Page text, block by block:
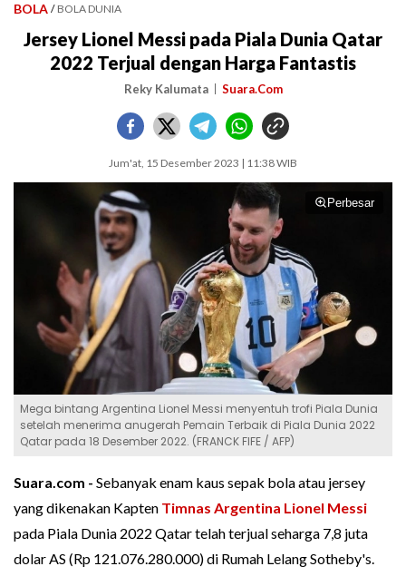
BOLA / BOLA DUNIA
Jersey Lionel Messi pada Piala Dunia Qatar
2022 Terjual dengan Harga Fantastis
Reky Kalumata Suara.Com
Jum'at, 15 Desember 2023 | 11:38 WIB
Perbesar
Mega bintang Argentina Lionel Messi menyentuh trofi Piala Dunia
setelah menerima anugerah Pemain Terbaik di Piala Dunia 2022
Qatar pada 18 Desember 2022. (FRANCK FIFE / AFP)
Suara.com - Sebanyak enam kaus sepak bola atau jersey
yang dikenakan Kapten Timnas Argentina Lionel Messi
pada Piala Dunia 2022 Qatar telah terjual seharga 7,8 juta
dolar AS (Rp 121.076.280.000) di Rumah Lelang Sotheby's.